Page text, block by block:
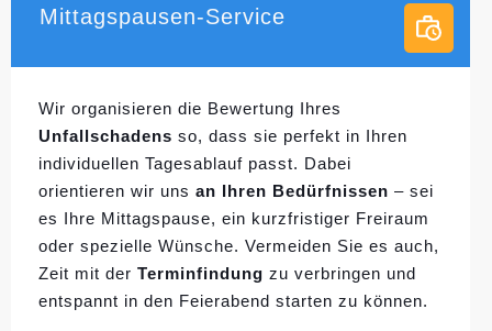
Mittagspausen-Service
Wir organisieren die Bewertung Ihres
Unfallschadens so, dass sie perfekt in Ihren
individuellen Tagesablauf passt. Dabei
orientieren wir uns an Ihren Bedürfnissen – sei
es Ihre Mittagspause, ein kurzfristiger Freiraum
oder spezielle Wünsche. Vermeiden Sie es auch,
Zeit mit der Terminfindung zu verbringen und
entspannt in den Feierabend starten zu können.